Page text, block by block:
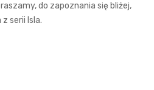
do zapoznania się bliżej,
serii Isla.